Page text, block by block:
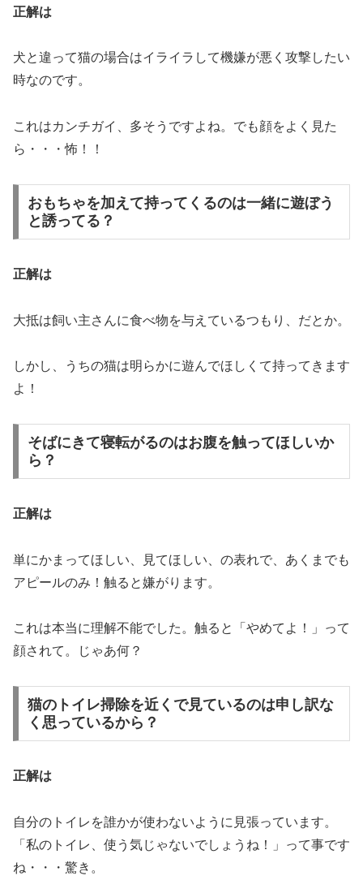
正解は
犬と違って猫の場合はイライラして機嫌が悪く攻撃したい
時なのです。
これはカンチガイ、多そうですよね。でも顔をよく見た
ら・・・怖！！
おもちゃを加えて持ってくるのは一緒に遊ぼう
と誘ってる？
正解は
大抵は飼い主さんに食べ物を与えているつもり、だとか。
しかし、うちの猫は明らかに遊んでほしくて持ってきます
よ！
そばにきて寝転がるのはお腹を触ってほしいか
ら？
正解は
単にかまってほしい、見てほしい、の表れで、あくまでも
アピールのみ！触ると嫌がります。
これは本当に理解不能でした。触ると「やめてよ！」って
顔されて。じゃあ何？
猫のトイレ掃除を近くで見ているのは申し訳な
く思っているから？
正解は
自分のトイレを誰かが使わないように見張っています。
「私のトイレ、使う気じゃないでしょうね！」って事です
ね・・・驚き。